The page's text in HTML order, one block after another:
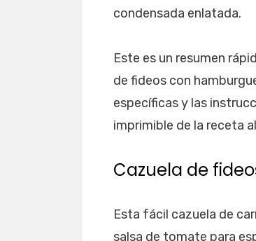
condensada enlatada.
Este es un resumen
de fideos con
específicas y las
imprimible de la receta
Cazuela de
Esta fácil cazuela de
salsa de tomate para